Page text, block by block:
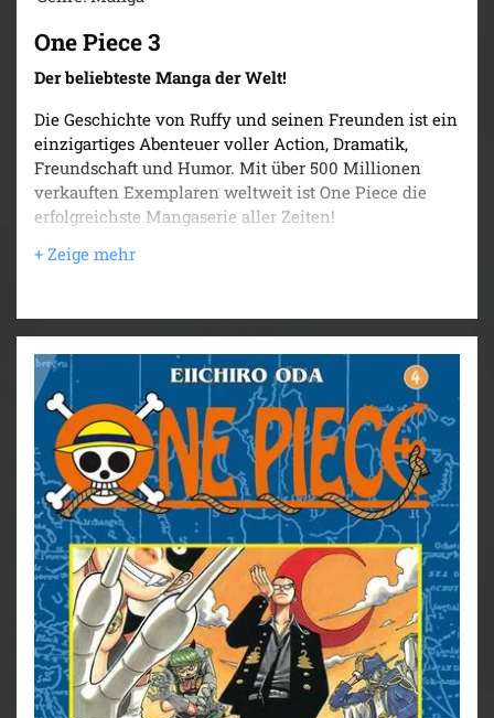
One Piece 3
Der beliebteste Manga der Welt!
Die Geschichte von Ruffy und seinen Freunden ist ein
einzigartiges Abenteuer voller Action, Dramatik,
Freundschaft und Humor. Mit über 500 Millionen
verkauften Exemplaren weltweit ist One Piece die
erfolgreichste Mangaserie aller Zeiten!
Nach dem großen Kampf gegen Buggy den Clown
der Suche nach einem geeigneten Schiff begegnen,
machen den Schatzsuchern das Leben schwer...
Für Fans von Naruto, Dragon Ball, My Hero Academia
und Fairy Tail!
Weitere Infos:
- Anime-Serie bei Crunchyroll
- bisher 13 Anime-Kinofilme
- DVD/BD bei Kazé
- Live-Action-Netflixserie
- diverse Videospiele
- ab 10 Jahren